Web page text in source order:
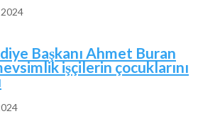
2024
Başkanı Ahmet Buran
işçilerin çocuklarını